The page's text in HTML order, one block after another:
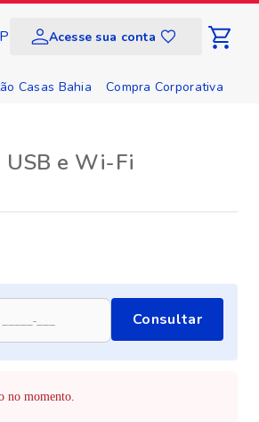
Acesse sua conta
Casas Bahia
Compra Corporativa
USB e Wi-Fi
Consultar
no momento.